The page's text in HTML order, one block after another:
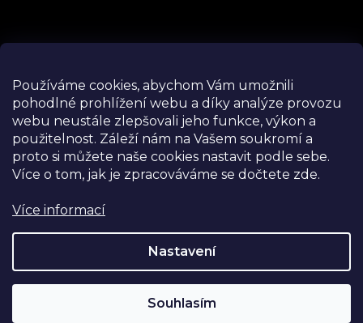
Používáme cookies, abychom Vám umožnili
pohodlné prohlížení webu a díky analýze provozu
webu neustále zlepšovali jeho funkce, výkon a
použitelnost. Záleží nám na Vašem soukromí a
proto si můžete naše cookies nastavit podle sebe.
Více o tom, jak je zpracováváme se dočtete zde.
Více informací
Nastavení
Souhlasím
Instagram